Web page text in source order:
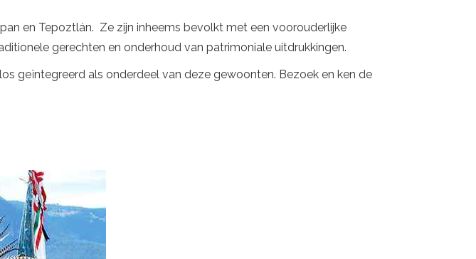
en Tepoztlán. Ze zijn inheems bevolkt met een voorouderlijke
gerechten en onderhoud van patrimoniale uitdrukkingen.
geïntegreerd als onderdeel van deze gewoonten. Bezoek en ken de